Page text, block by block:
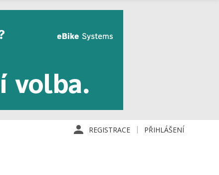
REGISTRACE PŘIHLÁŠENÍ